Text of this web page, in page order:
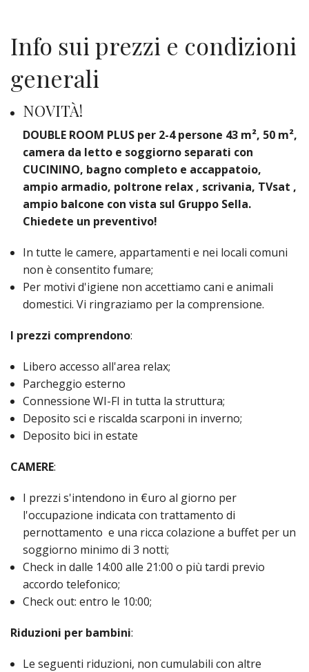
Info sui prezzi e condizioni
generali
NOVITÀ!
DOUBLE ROOM PLUS per 2-4 persone 43 m², 50 m²,
camera da letto e soggiorno separati con
CUCININO, bagno completo e accappatoio,
ampio armadio, poltrone relax , scrivania, TVsat ,
ampio balcone con vista sul Gruppo Sella.
Chiedete un preventivo!
In tutte le camere, appartamenti e nei locali comuni
non è consentito fumare;
Per motivi d'igiene non accettiamo cani e animali
domestici. Vi ringraziamo per la comprensione.
I prezzi comprendono:
Libero accesso all'area relax;
Parcheggio esterno
Connessione WI-FI in tutta la struttura;
Deposito sci e riscalda scarponi in inverno;
Deposito bici in estate
CAMERE:
I prezzi s'intendono in €uro al giorno per
l'occupazione indicata con trattamento di
pernottamento e una ricca colazione a buffet per un
soggiorno minimo di 3 notti;
Check in dalle 14:00 alle 21:00 o più tardi previo
accordo telefonico;
Check out: entro le 10:00;
Riduzioni per bambini:
Le seguenti riduzioni, non cumulabili con altre